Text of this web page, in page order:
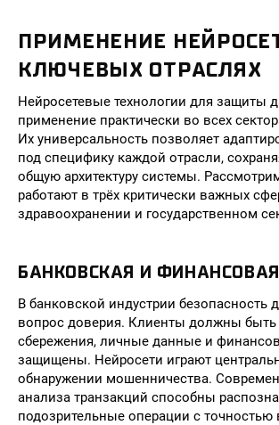
ПРИМЕНЕНИЕ
КЛЮЧЕВЫХ ОТРАСЛЯХ
Нейросетевые технологии для защиты
применение практически во всех
Их универсальность позволяет
под специфику каждой отрасли,
общую архитектуру системы.
работают в трёх критически важных
здравоохранении и государственном
БАНКОВСКАЯ И
В банковской индустрии безопасность
вопрос доверия. Клиенты должны быть
сбережения, личные данные и
защищены. Нейросети играют
обнаружении мошенничества.
анализа транзакций способны
подозрительные операции с